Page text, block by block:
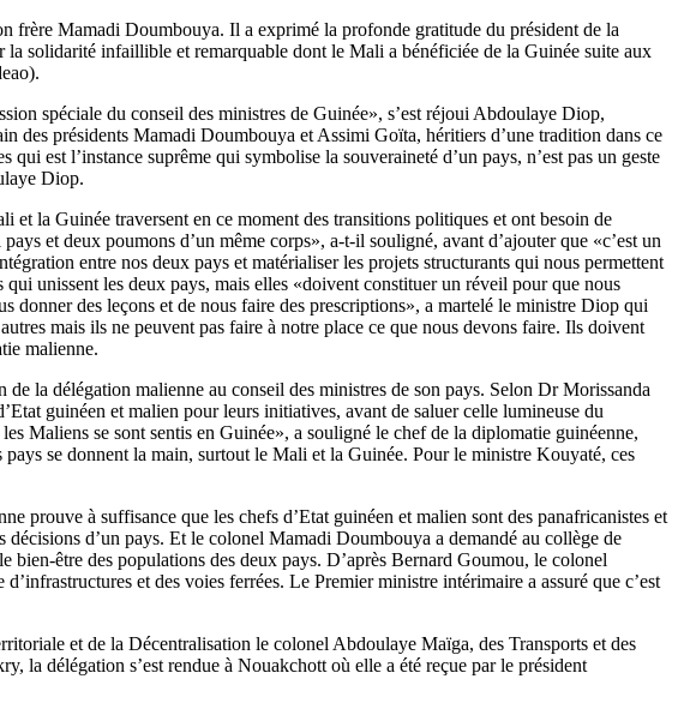
frère Mamadi Doumbouya. Il a exprimé la profonde gratitude du président de la
solidarité infaillible et remarquable dont le Mali a bénéficiée de la Guinée suite aux
spéciale du conseil des ministres de Guinée», s’est réjoui Abdoulaye Diop,
des présidents Mamadi Doumbouya et Assimi Goïta, héritiers d’une tradition dans ce
est l’instance suprême qui symbolise la souveraineté d’un pays, n’est pas un geste
Diop.
la Guinée traversent en ce moment des transitions politiques et ont besoin de
et deux poumons d’un même corps», a-t-il souligné, avant d’ajouter que «c’est un
entre nos deux pays et matérialiser les projets structurants qui nous permettent
unissent les deux pays, mais elles «doivent constituer un réveil pour que nous
donner des leçons et de nous faire des prescriptions», a martelé le ministre Diop qui
mais ils ne peuvent pas faire à notre place ce que nous devons faire. Ils doivent
malienne.
la délégation malienne au conseil des ministres de son pays. Selon Dr Morissanda
guinéen et malien pour leurs initiatives, avant de saluer celle lumineuse du
Maliens se sont sentis en Guinée», a souligné le chef de la diplomatie guinéenne,
se donnent la main, surtout le Mali et la Guinée. Pour le ministre Kouyaté, ces
prouve à suffisance que les chefs d’Etat guinéen et malien sont des panafricanistes et
décisions d’un pays. Et le colonel Mamadi Doumbouya a demandé au collège de
être des populations des deux pays. D’après Bernard Goumou, le colonel
et des voies ferrées. Le Premier ministre intérimaire a assuré que c’est
et de la Décentralisation le colonel Abdoulaye Maïga, des Transports et des
la délégation s’est rendue à Nouakchott où elle a été reçue par le président